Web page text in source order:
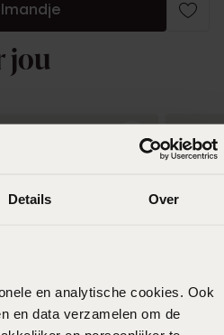
Details Over
en analytische cookies. Ook
en data verzamelen om de
jou